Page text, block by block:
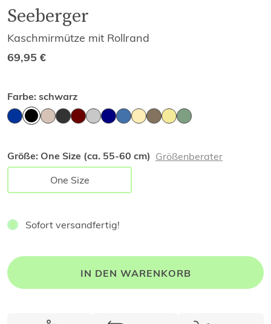
Seeberger
Kaschmirmütze mit Rollrand
69,95 €
Farbe: schwarz
Größe: One Size (ca. 55-60 cm) Größenberater
One Size
Sofort versandfertig!
IN DEN WARENKORB